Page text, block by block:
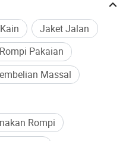
Jaket Jalan
Rompi Pakaian
Massal
Rompi